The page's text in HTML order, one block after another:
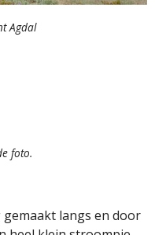
Agdal
foto.
langs en door